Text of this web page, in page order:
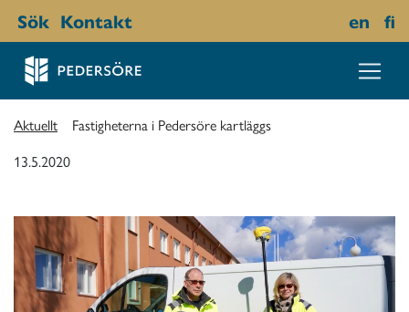
Sök Kontakt en fi
Aktuellt
Fastigheterna i Pedersöre kartläggs
13.5.2020